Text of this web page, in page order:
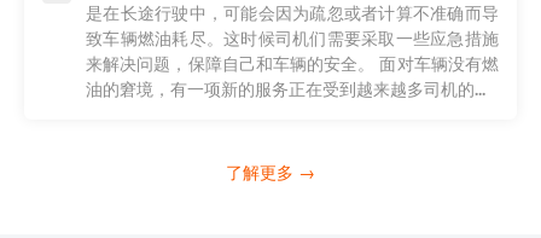
是在长途行驶中，可能会因为疏忽或者计算不准确而导
致车辆燃油耗尽。这时候司机们需要采取一些应急措施
来解决问题，保障自己和车辆的安全。 面对车辆没有燃
油的窘境，有一项新的服务正在受到越来越多司机的...
了解更多 →